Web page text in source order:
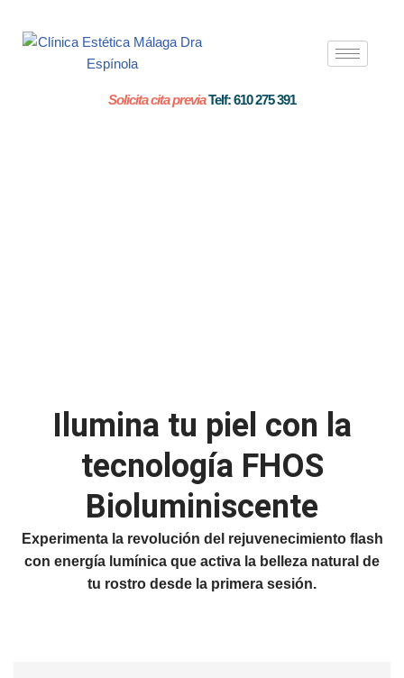
Saltar
Solicita cita previaTelf: 610 275 391
Ilumina tu piel con la
tecnología FHOS
Bioluminiscente
Experimenta la revolución del rejuvenecimiento flash
con energía lumínica que activa la belleza natural de
tu rostro desde la primera sesión.